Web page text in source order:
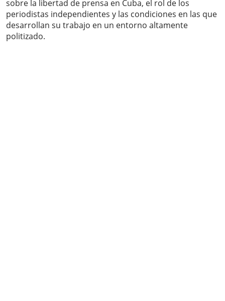
sobre la libertad de prensa en Cuba, el rol de los
periodistas independientes y las condiciones en las que
desarrollan su trabajo en un entorno altamente
politizado.